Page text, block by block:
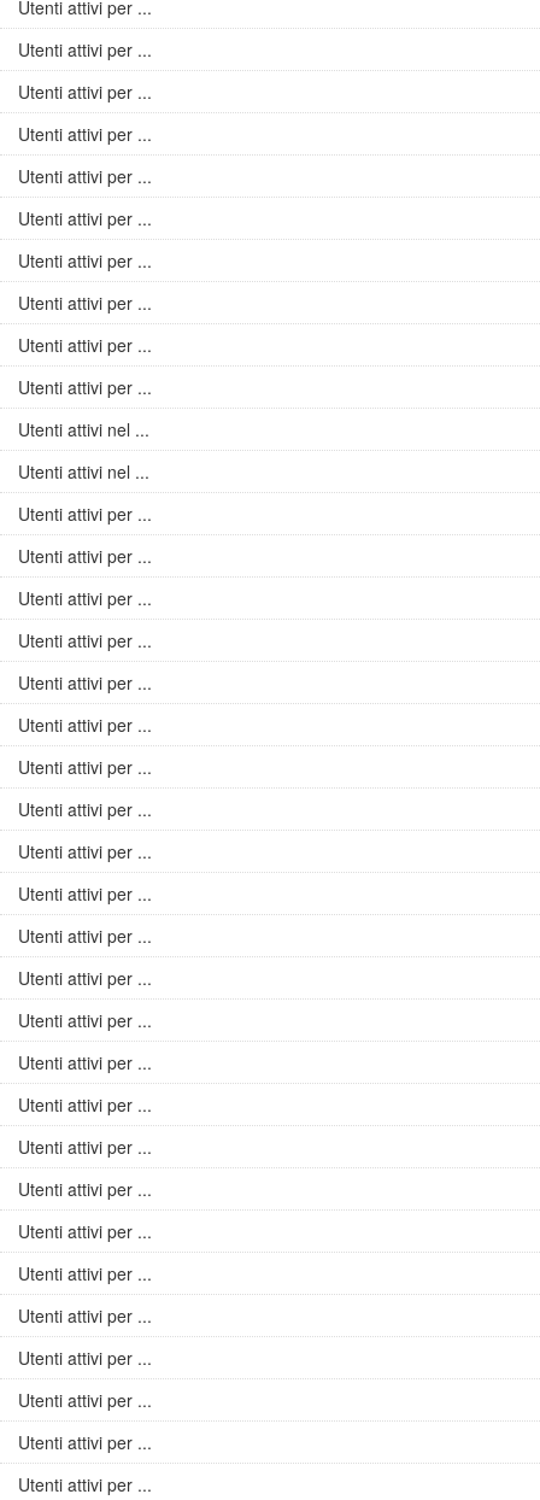
Utenti attivi per ...
Utenti attivi per ...
Utenti attivi per ...
Utenti attivi per ...
Utenti attivi per ...
Utenti attivi per ...
Utenti attivi per ...
Utenti attivi per ...
Utenti attivi per ...
Utenti attivi per ...
Utenti attivi nel ...
Utenti attivi nel ...
Utenti attivi per ...
Utenti attivi per ...
Utenti attivi per ...
Utenti attivi per ...
Utenti attivi per ...
Utenti attivi per ...
Utenti attivi per ...
Utenti attivi per ...
Utenti attivi per ...
Utenti attivi per ...
Utenti attivi per ...
Utenti attivi per ...
Utenti attivi per ...
Utenti attivi per ...
Utenti attivi per ...
Utenti attivi per ...
Utenti attivi per ...
Utenti attivi per ...
Utenti attivi per ...
Utenti attivi per ...
Utenti attivi per ...
Utenti attivi per ...
Utenti attivi per ...
Utenti attivi per ...